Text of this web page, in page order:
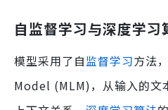
自监督学习与深度学习
模型采用了自监督学习方法
Model (MLM)，从输入的文